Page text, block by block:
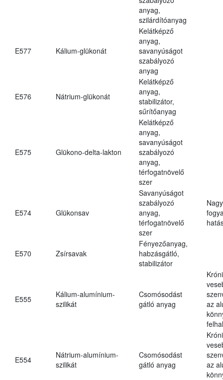
anyag,
szilárdítóanyag
E577 Kálium-glükonát
Kelátképző
anyag,
savanyúságot
szabályozó
anyag
E576 Nátrium-glükonát
Kelátképző
anyag,
stabilizátor,
sűrítőanyag
E575 Glükono-delta-lakton
Kelátképző
anyag,
savanyúságot
szabályozó
anyag,
térfogatnövelő
szer
E574 Glükonsav
Savanyúságot
szabályozó
anyag,
térfogatnövelő
szer
E570 Zsírsavak
Fényezőanyag,
habzásgátló,
stabilizátor
E555
Kálium-alumínium-
szilikát
Csomósodást
gátló anyag
az
E554
Nátrium-alumínium-
szilikát
Csomósodást
gátló anyag
az